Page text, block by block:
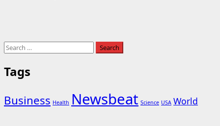
Tags
Business Health Newsbeat Science USA World